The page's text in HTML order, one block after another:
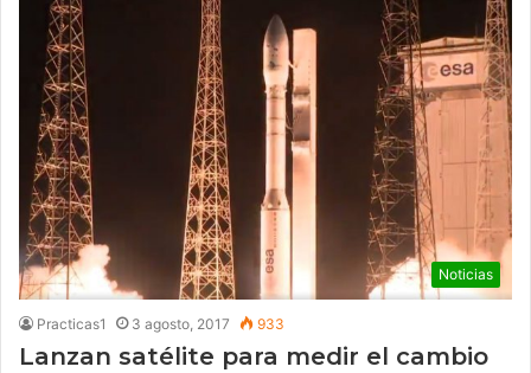
Noticias
Practicas1 3 agosto, 2017 933
Lanzan satélite para medir el cambio